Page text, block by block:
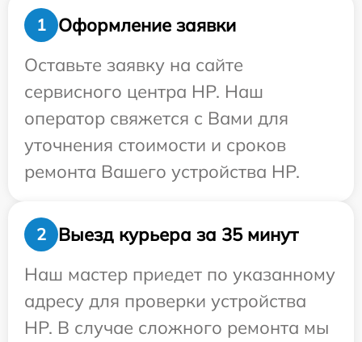
1
Оформление заявки
Оставьте заявку на сайте
сервисного центра HP. Наш
оператор свяжется с Вами для
уточнения стоимости и сроков
ремонта Вашего устройства HP.
2
Выезд курьера за 35 минут
Наш мастер приедет по указанному
адресу для проверки устройства
HP. В случае сложного ремонта мы